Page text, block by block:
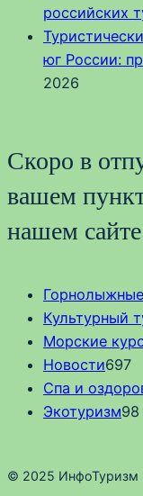
российских
юг России:
2026
Скоро в
вашем
нашем
Культурный
Морские
Новости697
Спа и
Экотуризм98
© 2025 ИнфоТуризм